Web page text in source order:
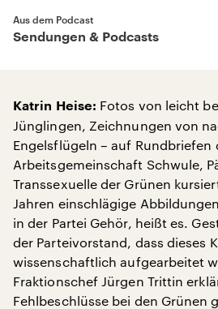
Aus dem Podcast
Sendungen & Podcasts
Katrin Heise: Fotos von leicht
Jünglingen, Zeichnungen von
Engelsflügeln – auf Rundbriefen
Arbeitsgemeinschaft Schwule,
Transsexuelle der Grünen
Jahren einschlägige
in der Partei Gehör, heißt es.
der Parteivorstand, dass dieses
wissenschaftlich aufgearbeitet
Fraktionschef Jürgen Trittin
Fehlbeschlüsse bei den Grünen